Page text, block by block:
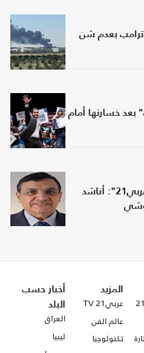
ترامب بعدم شن
بعد خسارتها أمام
قيادي بالنهضة التونسية لـ "عربي21": أناشد
المزيد
عربي21 TV
عالم الفن
تكنولوجيا
أخبار حسب
البلد
العراق
ليبيا